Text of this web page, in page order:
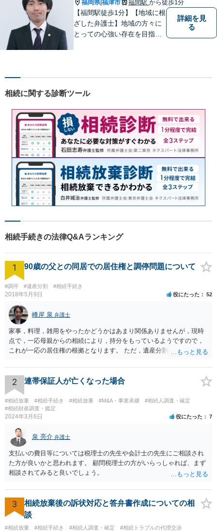
福岡県|福津市 福間駅 から徒歩1分
【福間駅徒歩1分】【地域に根
ざした弁護士】地域の方々に
とっての心強い存在を目指し
応可能。【明確な料金体系】
相談いただければ幸いです。
詳細を見
る
相続に関する診断ツール
相続手続きの法律Q&Aランキング
1 90歳の父との同居での居住権と調停問題について
#調停 #遺産分割 #相続手続き
2018年5月9日 役にたった 52
峰岸 泉 弁護士
家事，料理，雑用をやったかどうかはあまり関係ありませんが，現時
点で，一応母親からの相続により，持分をもっているようですので，
これが一応の居住権の根拠となります。 ただ，遺産分割により，母の
2 連帯保証人が亡くなった場合
#相続放棄 #相続手続き #相続放棄 #M&A・事業承継
#相続人調査・確定
#相続財産調査・鑑定
2024年3月6日 役にたった 7
泉 亮介 弁護士
支払いの費目等については税理士の先生や会計士の先生にご相談され
た方が良いかと思われます。 顧問税理士の方がいらっしゃれば、まず
相談されてみると良いでしょう。
3
相続放棄後の訴状対応と答弁書作成についての相
談
#相続放棄 #相続手続き #相続人調査・確定 #相続トラブルの代理交渉